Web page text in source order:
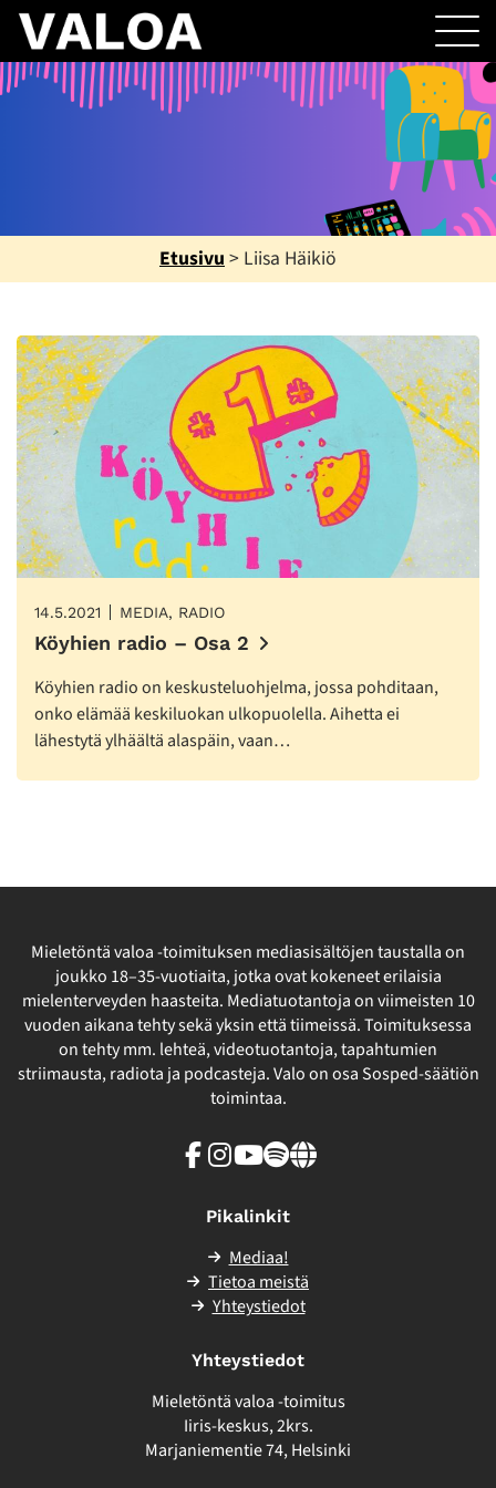
Etusivu > Liisa Häikiö
14.5.2021 MEDIA, RADIO
Köyhien radio – Osa 2
Köyhien radio on keskusteluohjelma, jossa pohditaan,
onko elämää keskiluokan ulkopuolella. Aihetta ei
lähestytä ylhäältä alaspäin, vaan…
Mieletöntä valoa -toimituksen mediasisältöjen taustalla on
joukko 18–35-vuotiaita, jotka ovat kokeneet erilaisia
mielenterveyden haasteita. Mediatuotantoja on viimeisten 10
vuoden aikana tehty sekä yksin että tiimeissä. Toimituksessa
on tehty mm. lehteä, videotuotantoja, tapahtumien
striimausta, radiota ja podcasteja. Valo on osa Sosped-säätiön
toimintaa.
Facebook
Instagram
Youtube
SpotifyLinkki
Pikalinkit
Mediaa!
Tietoa meistä
Yhteystiedot
Yhteystiedot
Mieletöntä valoa -toimitus
Iiris-keskus, 2krs.
Marjaniementie 74, Helsinki